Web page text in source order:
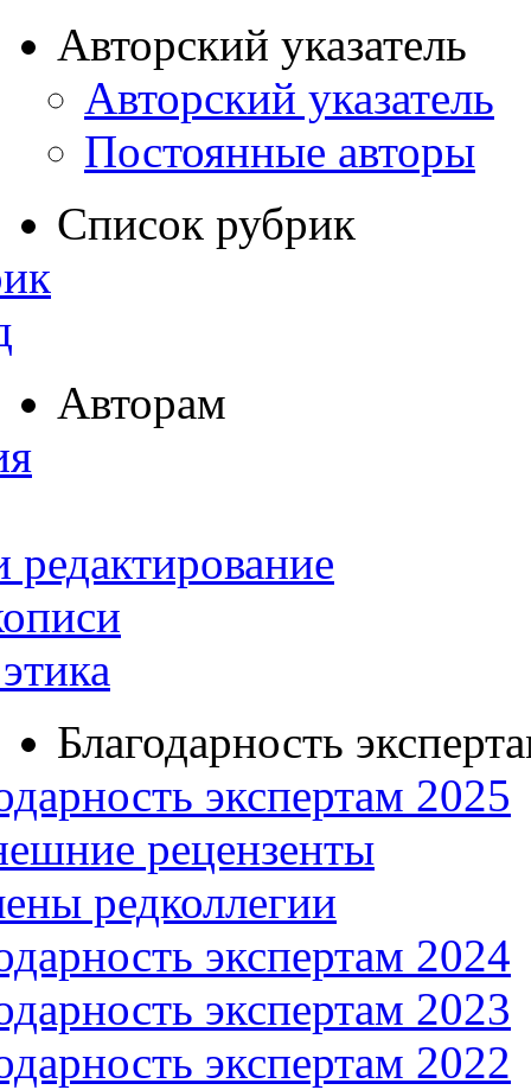
Авторский указатель
Авторский указатель
Постоянные авторы
Список рубрик
Авторам
редактирование
Благодарность
экспертам 2025
рецензенты
редколлегии
экспертам 2024
экспертам 2023
экспертам 2022